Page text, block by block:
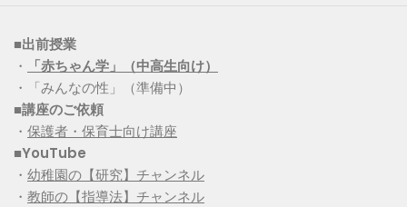
■出前授業
・
「赤ちゃん学」（中高生向け）
・「みんなの性」（準備中）
■講座のご依頼
・ 保護者・保育士向け講座
■YouTube
・ 幼稚園の【研究】チャンネル
・ 教師の【指導法】チャンネル